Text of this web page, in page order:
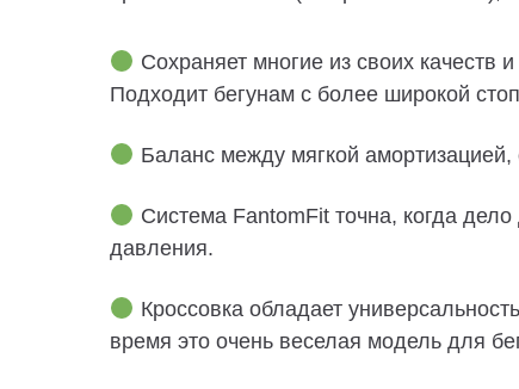
Сохраняет многие из своих качеств
Подходит бегунам с более широкой
Баланс между мягкой амортизацией,
Система FantomFit точна, когда
давления.
Кроссовка обладает
время это очень веселая модель для